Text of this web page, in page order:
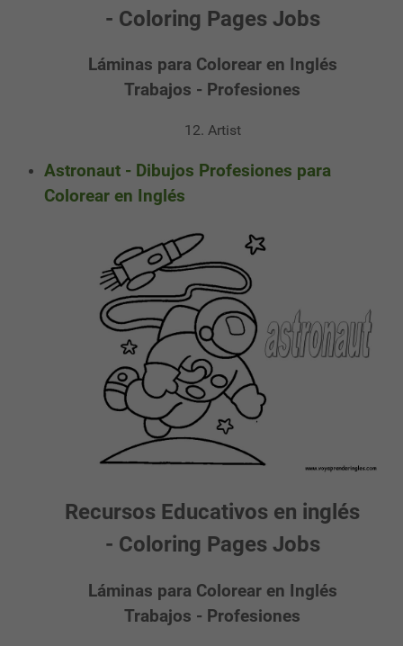
- Coloring Pages Jobs
Láminas para Colorear en Inglés
Trabajos - Profesiones
12. Artist
Astronaut - Dibujos Profesiones para
Colorear en Inglés
Recursos Educativos en inglés
- Coloring Pages Jobs
Láminas para Colorear en Inglés
Trabajos - Profesiones